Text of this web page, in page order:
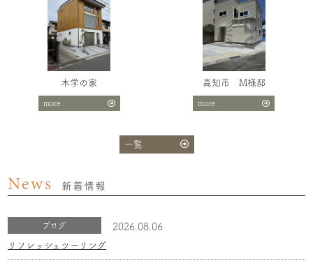
木学の家
more
高知市 M様邸
more
一覧
News 新着情報
ブログ 2026.08.06
リフレッシュツーリング